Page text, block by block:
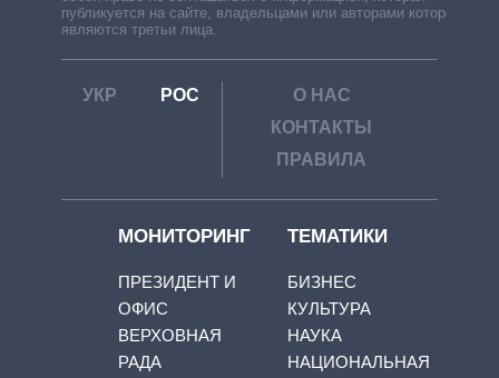
публикуется на сайте, владельцами или авторами которой
являются третьи лица.
УКР РОС
О НАС
КОНТАКТЫ
ПРАВИЛА
МОНИТОРИНГ
ПРЕЗИДЕНТ И
ОФИС
ВЕРХОВНАЯ
РАДА
ТЕМАТИКИ
БИЗНЕС
КУЛЬТУРА
НАУКА
НАЦИОНАЛЬНАЯ